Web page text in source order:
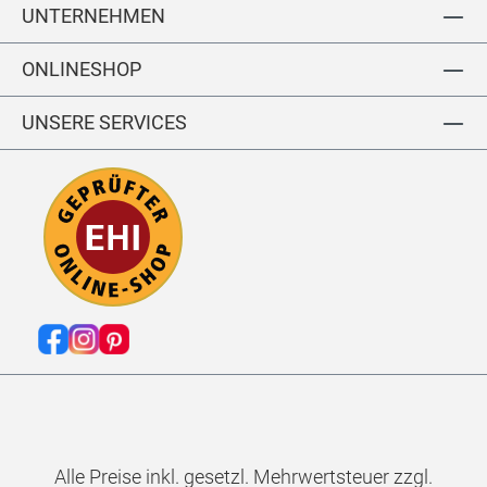
UNTERNEHMEN
ONLINESHOP
UNSERE SERVICES
Alle Preise inkl. gesetzl. Mehrwertsteuer zzgl.